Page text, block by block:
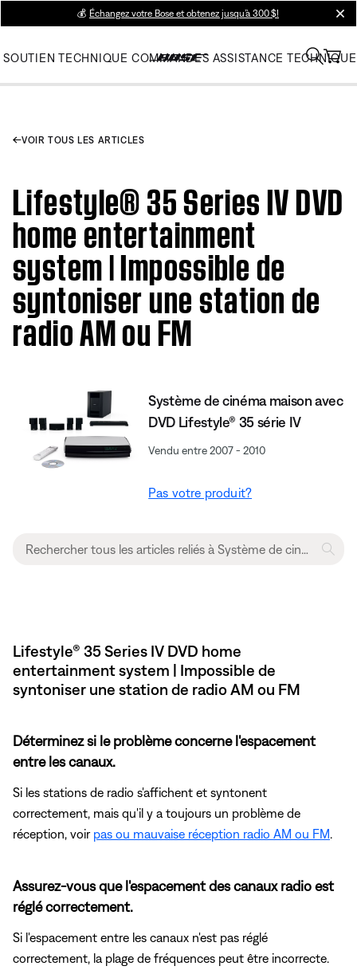
💰 Échangez votre Bose et obtenez jusqu’à 300 $!
SOUTIEN TECHNIQUE COMMANDES ASSISTANCE TECHNIQUE
VOIR TOUS LES ARTICLES
Lifestyle® 35 Series IV DVD
home entertainment
system | Impossible de
syntoniser une station de
radio AM ou FM
Système de cinéma maison avec
DVD Lifestyle® 35 série IV
Vendu entre 2007 - 2010
Pas votre produit?
Lifestyle® 35 Series IV DVD home
entertainment system | Impossible de
syntoniser une station de radio AM ou FM
Déterminez si le problème concerne l'espacement
entre les canaux.
Si les stations de radio s'affichent et syntonent
correctement, mais qu'il y a toujours un problème de
réception, voir pas ou mauvaise réception radio AM ou FM
Assurez-vous que l'espacement des canaux radio est
réglé correctement.
Si l'espacement entre les canaux n'est pas réglé
correctement, la plage de fréquences peut être incorrecte.